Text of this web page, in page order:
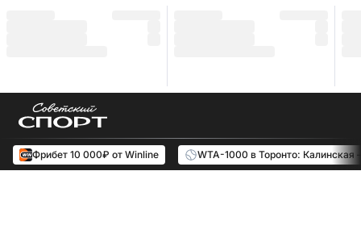
Фрибет 10 000₽ от Winline WTA-1000 в Торонто: Калинская